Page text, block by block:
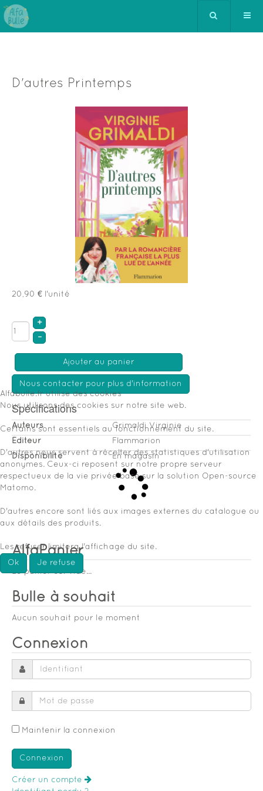
D'autres Printemps
20,90 € l'unité
+
–
Ajouter au panier
Nous contacter pour plus d'information
Spécifications
Auteurs
Grimaldi Virginie
Éditeur
Flammarion
Disponibilité
En magasin
AlfaPanier
Le panier est vide...
Bulle à souhait
Aucun souhait pour le moment
Connexion
Maintenir la connexion
Créer un compte
Alfabulle.fr utilise des cookies
Nous utilisons des cookies sur notre site web.
Certains sont essentiels au fonctionnement du site.
D'autres nous servent à récolter des statistiques d'utilisation
anonymes. Ceux-ci reposent sur notre propre serveur
respectueux de la vie privée basé sur la solution Open-source
Matomo.
D'autres encore sont liés aux images externes du catalogue ou
aux détails des produits.
Les refuser limitera l'affichage du site.
Ok Je refuse